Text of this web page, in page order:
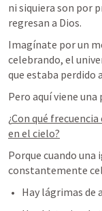
ni siquiera son por
regresan a Dios.
Imagínate por un
celebrando, el
que estaba perdido
Pero aquí viene
¿Con qué
en el cielo?
Porque cuando una
constantemente
Hay lágrimas